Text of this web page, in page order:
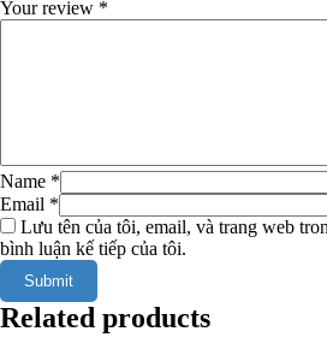
Your review *
Name *
Email *
Lưu tên của tôi, email, và trang web
bình luận kế tiếp của tôi.
Related products